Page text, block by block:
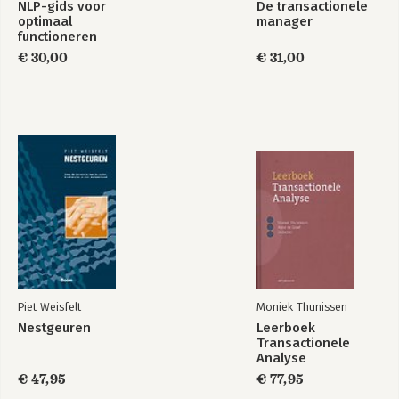
7. Transacties
Kruistransacties
8. Strooks
Honger naar prikkels
Soorten strooks
Strooks en bekrachtiging van gedrag
Het geven en ontvangen van strooks
De strookhuishouding
Het strookprofiel
Strooks geven aan uzelf
9. Tijdstructurering
Tijdverdrijf
NLP-gids voor
optimaal
functioneren
€ 30,00
De transactionele
manager
€ 31,00
Piet Weisfelt
Nestgeuren
€ 47,95
Moniek Thunissen
Leerboek
Transactionele
Analyse
€ 77,95